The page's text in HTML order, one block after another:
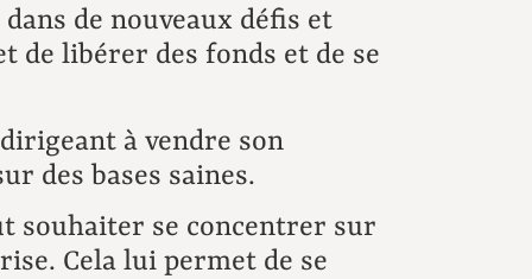
de nouveaux défis et
de libérer des fonds et de se
à vendre son
des bases saines.
souhaiter se concentrer sur
Cela lui permet de se